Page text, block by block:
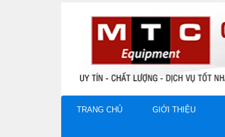
TRANG CHỦ GIỚI THIỆU